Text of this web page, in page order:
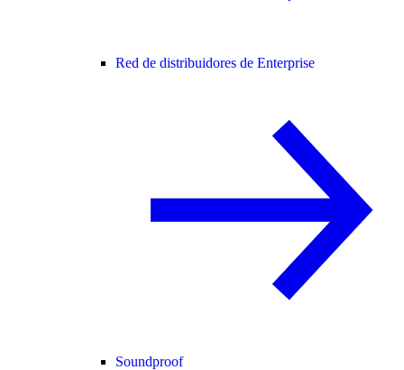
Red de distribuidores de Enterprise
Soundproof